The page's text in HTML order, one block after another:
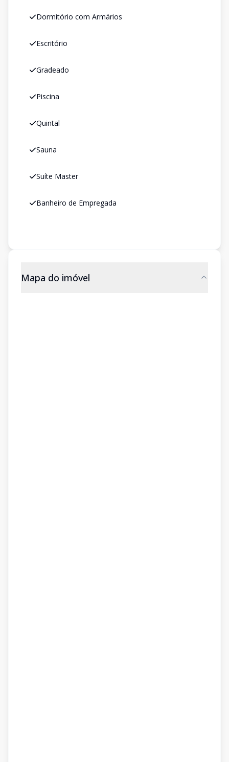
Dormitório com Armários
Escritório
Gradeado
Piscina
Quintal
Sauna
Suíte Master
Banheiro de Empregada
Mapa do imóvel